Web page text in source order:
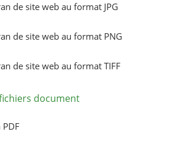
de site web au format JPG
de site web au format PNG
de site web au format TIFF
document